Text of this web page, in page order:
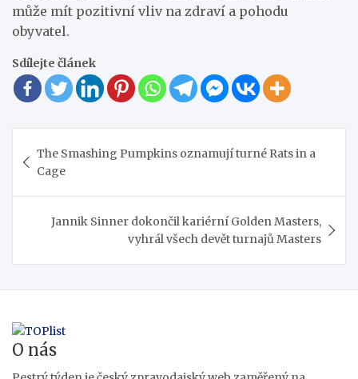
může mít pozitivní vliv na zdraví a pohodu
obyvatel.
Sdílejte článek
pro
příspěvek
The Smashing Pumpkins oznamují turné Rats in a
Cage
Jannik Sinner dokončil kariérní Golden Masters,
vyhrál všech devět turnajů Masters
O nás